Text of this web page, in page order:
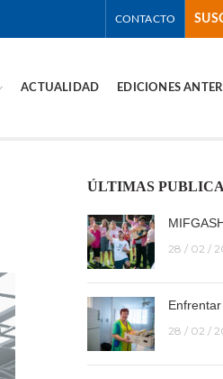
CONTACTO
ACTUALIDAD EDICIONES
ÚLTIMAS
28 / 02 /
28 / 02 /